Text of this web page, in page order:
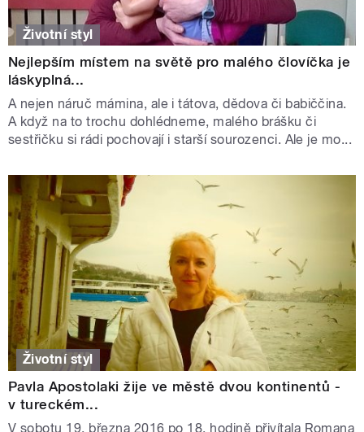
Životní styl
Nejlepším místem na světě pro malého človíčka je
láskyplná...
A nejen náruč mámina, ale i tátova, dědova či babiččina.
A když na to trochu dohlédneme, malého brášku či
sestřičku si rádi pochovají i starší sourozenci. Ale je mo...
Životní styl
Pavla Apostolaki žije ve městě dvou kontinentů -
v tureckém...
V sobotu 19. března 2016 po 18. hodině přivítala Romana